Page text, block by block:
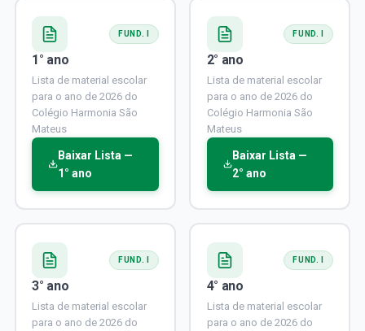
FUND. I
1° ano
Lista de material escolar
para o ano de 2026 do
Colégio Harmonia São
Mateus
Baixar Lista —
1° ano
FUND. I
2° ano
Lista de material escolar
para o ano de 2026 do
Colégio Harmonia São
Mateus
Baixar Lista —
2° ano
FUND. I
3° ano
Lista de material escolar
para o ano de 2026 do
FUND. I
4° ano
Lista de material escolar
para o ano de 2026 do